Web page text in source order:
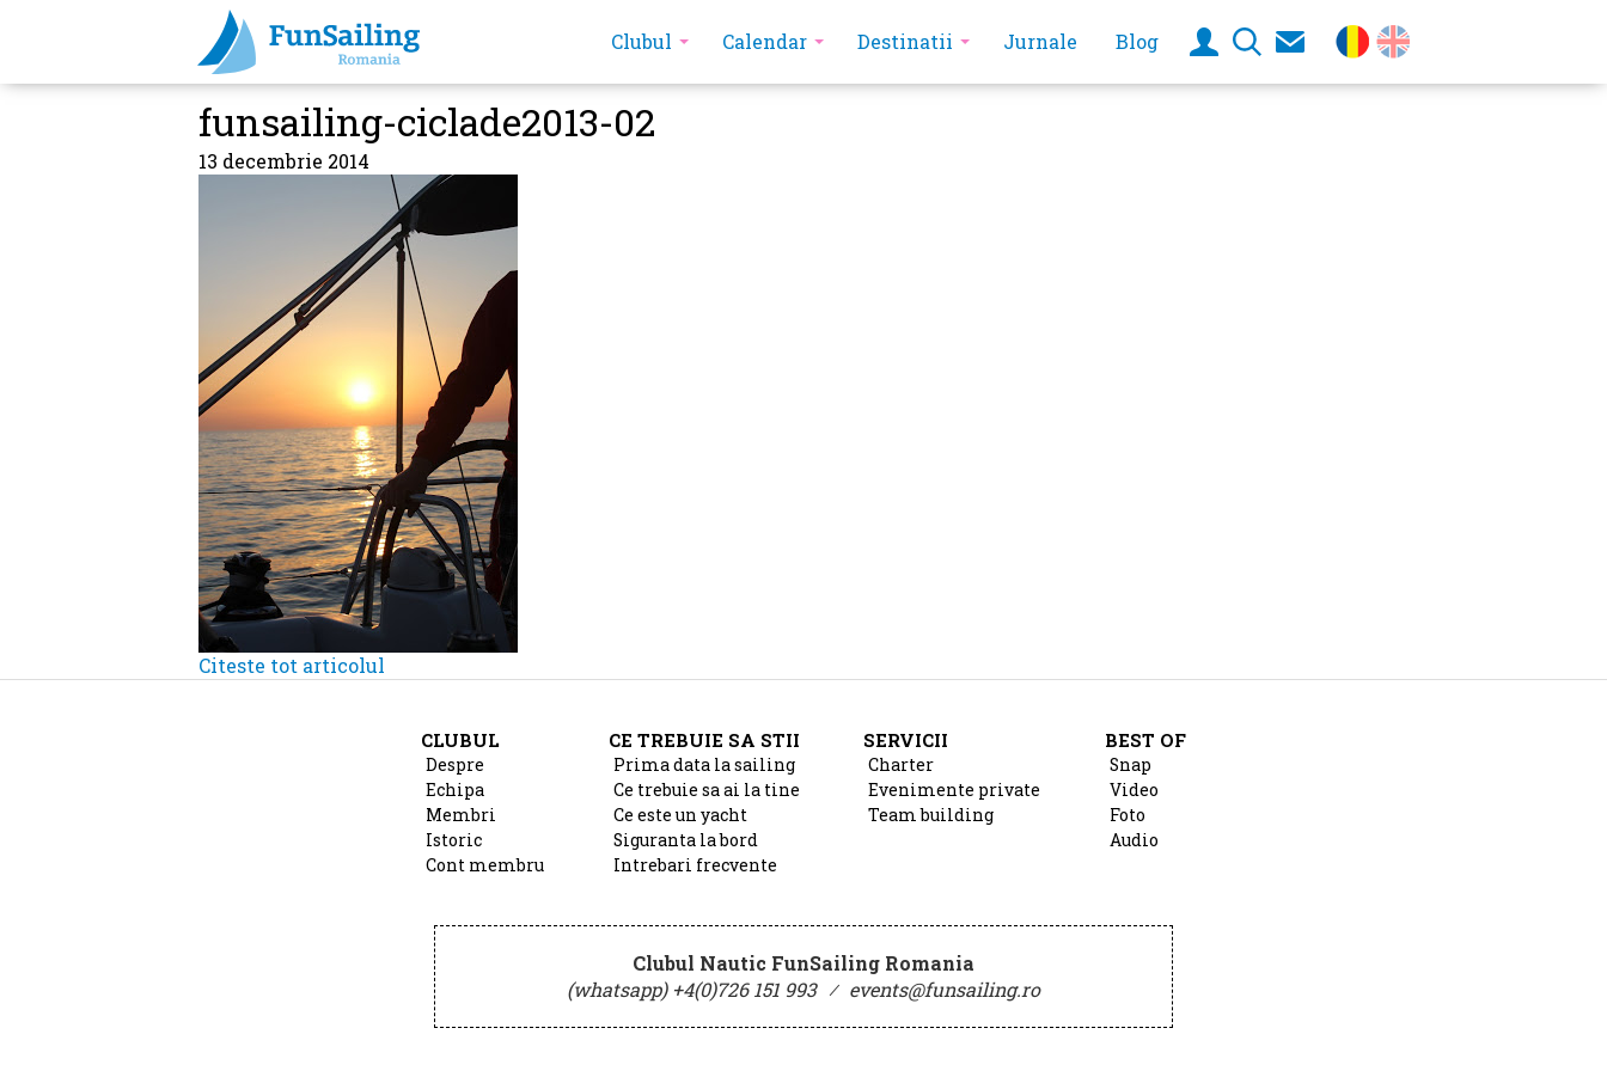
Clubul Calendar Destinatii Jurnale Blog
funsailing-ciclade2013-02
13 decembrie 2014
Citeste tot articolul
CLUBUL
Despre
Echipa
Membri
Istoric
Cont membru
CE TREBUIE SA STII
Prima data la sailing
Ce trebuie sa ai la tine
Ce este un yacht
Siguranta la bord
Intrebari frecvente
SERVICII
Charter
Evenimente private
Team building
BEST OF
Snap
Video
Foto
Audio
Clubul Nautic FunSailing Romania
(whatsapp) +4(0)726 151 993 ⁄ events@funsailing.ro